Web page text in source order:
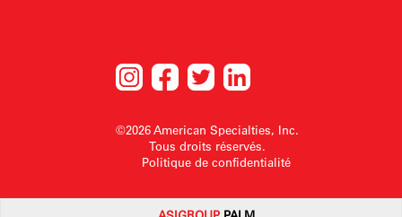
©2026 American Specialties, Inc.
Tous droits réservés.
Politique de confidentialité